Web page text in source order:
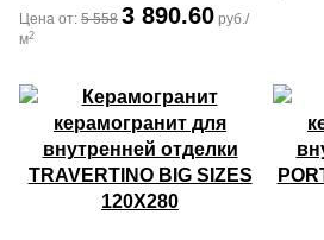
Цена от: 5 558 3 890.60 руб./
м2